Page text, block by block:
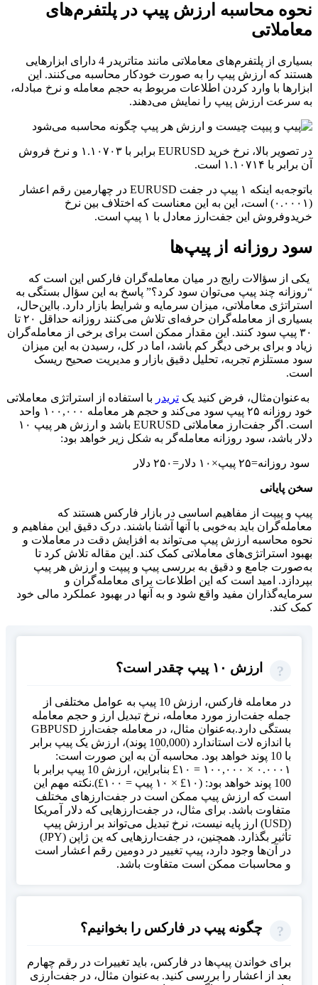
نحوه محاسبه ارزش پیپ در پلتفرم‌های
معاملاتی
بسیاری از پلتفرم‌های معاملاتی مانند متاتریدر 4 دارای ابزارهایی
هستند که ارزش پیپ را به‌ صورت خودکار محاسبه می‌کنند. این
ابزارها با وارد کردن اطلاعات مربوط به حجم معامله و نرخ مبادله،
به سرعت ارزش پیپ را نمایش می‌دهند.
در تصویر بالا، نرخ خرید EURUSD برابر با ۱.۱۰۷۰۳ و نرخ فروش
آن برابر با ۱.۱۰۷۱۴ است.
باتوجه‌به اینکه ۱ پیپ در جفت EURUSD در چهارمین رقم اعشار
(۰.۰۰۰۱) است، این به این معناست که اختلاف بین نرخ
خریدوفروش این جفت‌ارز معادل با ۱ پیپ است.
سود روزانه از پیپ‌ها
یکی از سؤالات رایج در میان معامله‌گران فارکس این است که
“روزانه چند پیپ می‌توان سود کرد؟” پاسخ به این سؤال بستگی به
استراتژی معاملاتی، میزان سرمایه و شرایط بازار دارد. بااین‌حال،
بسیاری از معامله‌گران حرفه‌ای تلاش می‌کنند روزانه حداقل ۲۰ تا
۳۰ پیپ سود کنند. این مقدار ممکن است برای برخی از معامله‌گران
زیاد و برای برخی دیگر کم باشد، اما در کل، رسیدن به این میزان
سود مستلزم تجربه، تحلیل دقیق بازار و مدیریت صحیح ریسک
است.
به‌عنوان‌مثال، فرض کنید یک تریدر با استفاده از استراتژی معاملاتی
خود روزانه ۲۵ پیپ سود می‌کند و حجم هر معامله ۱۰۰,۰۰۰ واحد
است. اگر جفت‌ارز معاملاتی EURUSD باشد و ارزش هر پیپ ۱۰
دلار باشد، سود روزانه معامله‌گر به شکل زیر خواهد بود:
سود روزانه=۲۵ پیپ×۱۰ دلار=۲۵۰ دلار
سخن پایانی
پیپ و پیپت از مفاهیم اساسی در بازار فارکس هستند که
معامله‌گران باید به‌خوبی با آنها آشنا باشند. درک دقیق این مفاهیم و
نحوه محاسبه ارزش پیپ می‌تواند به افزایش دقت در معاملات و
بهبود استراتژی‌های معاملاتی کمک کند. این مقاله تلاش کرد تا
به‌صورت جامع و دقیق به بررسی پیپ و پیپت و ارزش هر پیپ
بپردازد. امید است که این اطلاعات برای معامله‌گران و
سرمایه‌گذاران مفید واقع شود و به آنها در بهبود عملکرد مالی خود
کمک کند.
ارزش ۱۰ پیپ چقدر است؟
در معامله فارکس، ارزش 10 پیپ به عوامل مختلفی از
جمله جفت‌ارز مورد معامله، نرخ تبدیل ارز و حجم معامله
بستگی دارد.به‌عنوان مثال، در معامله جفت‌ارز GBPUSD
با اندازه لات استاندارد (100,000 پوند)، ارزش یک پیپ برابر
با 10 پوند خواهد بود. محاسبه آن به این صورت است:
۰.۰۰۰۱ × ۱۰۰,۰۰۰ = ۱۰£ بنابراین، ارزش 10 پیپ برابر با
100 پوند خواهد بود: (۱۰£ × ۱۰ پیپ = ۱۰۰£).نکته مهم این
است که ارزش پیپ ممکن است در جفت‌ارزهای مختلف
متفاوت باشد. برای مثال، در جفت‌ارزهایی که دلار آمریکا
(USD) ارز پایه نیست، نرخ تبدیل می‌تواند بر ارزش پیپ
تأثیر بگذارد. همچنین، در جفت‌ارزهایی که ین ژاپن (JPY)
در آن‌ها وجود دارد، پیپ تغییر در دومین رقم اعشار است
و محاسبات ممکن است متفاوت باشد.
چگونه پیپ در فارکس را بخوانیم؟
برای خواندن پیپ‌ها در فارکس، باید تغییرات در رقم چهارم
بعد از اعشار را بررسی کنید. به‌عنوان مثال، در جفت‌ارزی